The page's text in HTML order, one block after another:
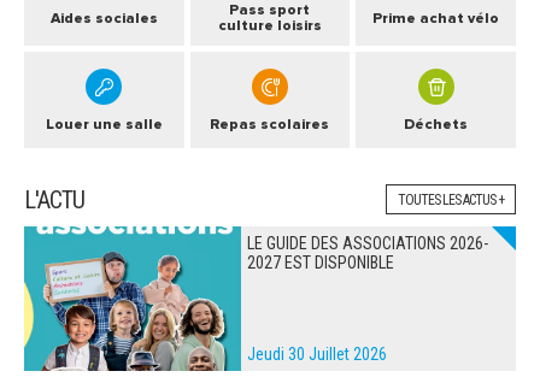
Aides sociales
Pass sport
culture loisirs
Prime achat vélo
Louer une salle Repas scolaires Déchets
L'ACTU TOUTES LES ACTUS +
LE GUIDE DES ASSOCIATIONS 2026-
2027 EST DISPONIBLE
Jeudi 30 Juillet 2026